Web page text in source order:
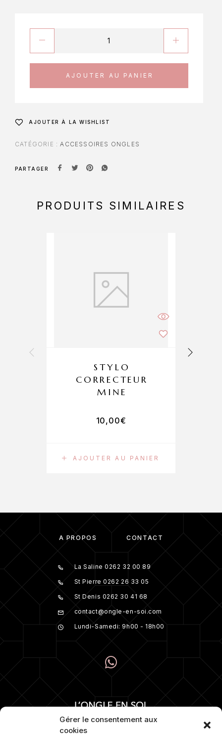
Gérer le consentement aux
cookies
AJOUTER AU PANIER
AJOUTER À LA WISHLIST
CATÉGORIE :ACCESSOIRES ONGLES
PARTAGER
PRODUITS SIMILAIRES
AJOUTER AU PANIER
STYLO
CORRECTEUR
MINE
10,00€
À PROPOS CONTACT
La Saline 0262 32 00 89
St Pierre 0262 26 33 05
St Denis 0262 30 41 68
contact@ongle-en-soi.com
Lundi-Samedi: 9h00 - 18h00